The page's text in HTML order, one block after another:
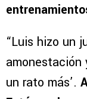
“Luis hizo un
amonestación
un rato más’.